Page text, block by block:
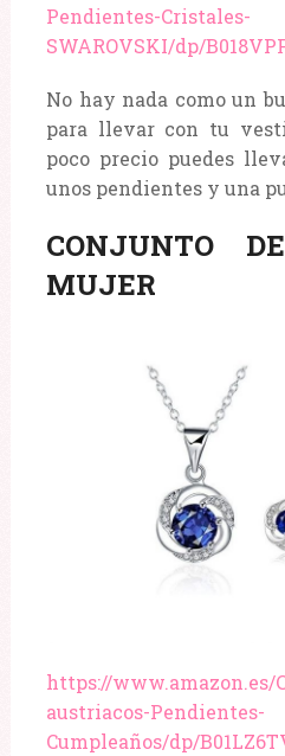
Pendientes-Cristales-
SWAROVSKI/dp/
No hay nada como un
para llevar con tu
poco precio puedes
unos pendientes y una
CONJUNTO
MUJER
https://www.amazon.es/
austriacos-Pendientes-
Cumpleaños/dp/